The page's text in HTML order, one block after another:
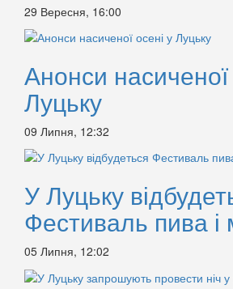
29 Вересня, 16:00
Анонси насиченої
Луцьку
09 Липня, 12:32
У Луцьку
Фестиваль пива і
05 Липня, 12:02